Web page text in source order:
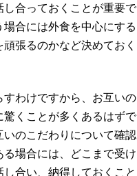
合っておくことが重要で
合には外食を中心にする
張るのかなど決めておく
すわけですから、お互いの
くことが多くあるはずで
のこだわりについて確認
場合には、どこまで受け
合い、納得しておくこと